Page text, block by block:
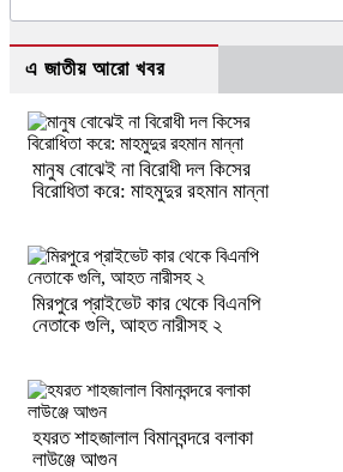
এ জাতীয় আরো খবর
মানুষ বোঝেই না বিরোধী দল কিসের
বিরোধিতা করে: মাহমুদুর রহমান মান্না
মিরপুরে প্রাইভেট কার থেকে বিএনপি
নেতাকে গুলি, আহত নারীসহ ২
হযরত শাহজালাল বিমানবন্দরে বলাকা
লাউঞ্জে আগুন